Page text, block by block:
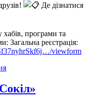
Де дізнатися
хабів, програми та
Загальна реєстрація:
viewform
“Літні
для
дітей